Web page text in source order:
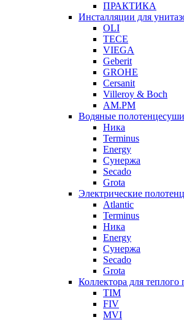
ПРАКТИКА
Инсталляции для
OLI
TECE
VIEGA
Geberit
GROHE
Cersanit
Villeroy & Boch
AM.PM
Водяные
Ника
Terminus
Energy
Сунержа
Secado
Grota
Электрические
Atlantic
Terminus
Ника
Energy
Сунержа
Secado
Grota
Коллектора для теплого
TIM
FIV
MVI